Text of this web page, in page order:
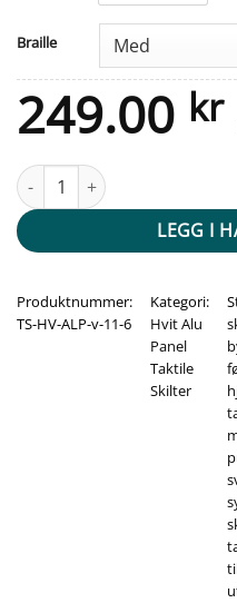
Braille
249.00 kr
Taktile skilt - Svømmehall -
LEGG I
Produktnummer:
TS-HV-ALP-v-11-6
Kategori:
Hvit Alu
Panel
Taktile
Skilter